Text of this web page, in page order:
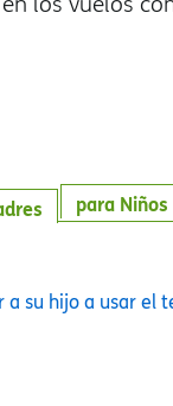
para Niños
a su hijo a usar el